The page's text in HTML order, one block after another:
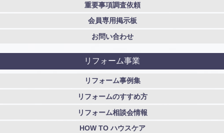
重要事項調査依頼
会員専用掲示板
お問い合わせ
リフォーム事業
リフォーム事例集
リフォームのすすめ方
リフォーム相談会情報
HOW TO ハウスケア